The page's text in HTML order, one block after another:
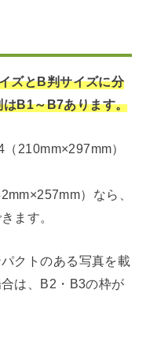
ズとB判サイズに分
B1～B7あります。
210mm×297mm）
）なら、
ます。
クトのある写真を載
は、B2・B3の枠が